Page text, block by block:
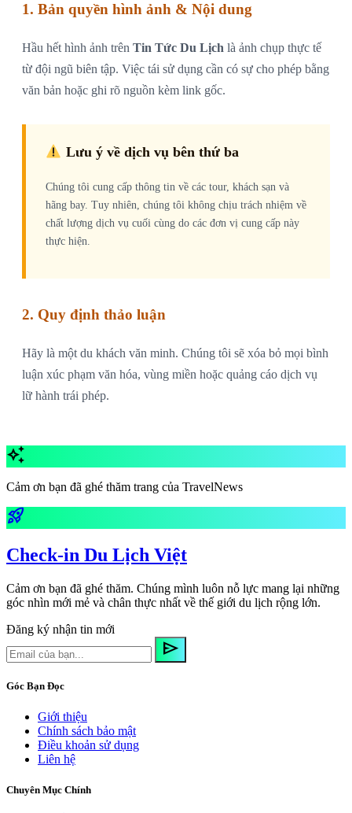
1. Bản quyền hình ảnh & Nội dung
Hầu hết hình ảnh trên Tin Tức Du Lịch là ảnh chụp thực tế
từ đội ngũ biên tập. Việc tái sử dụng cần có sự cho phép bằng
văn bản hoặc ghi rõ nguồn kèm link gốc.
Lưu ý về dịch vụ bên thứ ba
Chúng tôi cung cấp thông tin về các tour, khách sạn và
hãng bay. Tuy nhiên, chúng tôi không chịu trách nhiệm về
chất lượng dịch vụ cuối cùng do các đơn vị cung cấp này
thực hiện.
2. Quy định thảo luận
Hãy là một du khách văn minh. Chúng tôi sẽ xóa bỏ mọi bình
luận xúc phạm văn hóa, vùng miền hoặc quảng cáo dịch vụ
lữ hành trái phép.
auto_awesome
Cảm ơn bạn đã ghé thăm trang của TravelNews
rocket_launch
Check-in Du Lịch Việt
Cảm ơn bạn đã ghé thăm. Chúng mình luôn nỗ lực mang lại những
góc nhìn mới mẻ và chân thực nhất về thế giới du lịch rộng lớn.
Đăng ký nhận tin mới
send
Góc Bạn Đọc
Giới thiệu
Chính sách bảo mật
Điều khoản sử dụng
Liên hệ
Chuyên Mục Chính